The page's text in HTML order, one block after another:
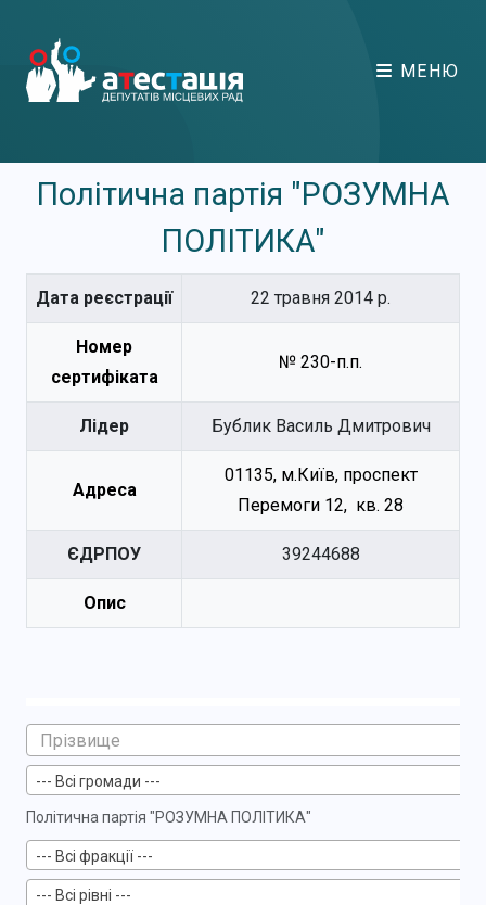
МЕНЮ
Політична партія "РОЗУМНА
ПОЛІТИКА"
Дата реєстрації 22 травня 2014 р.
Номер
сертифіката
№ 230-п.п.
Лідер Бублик Василь Дмитрович
Адреса
01135, м.Київ, проспект
Перемоги 12, кв. 28
ЄДРПОУ 39244688
Опис
--- Всі громади ---
Політична партія "РОЗУМНА ПОЛІТИКА"
--- Всі фракції ---
--- Всі рівні ---